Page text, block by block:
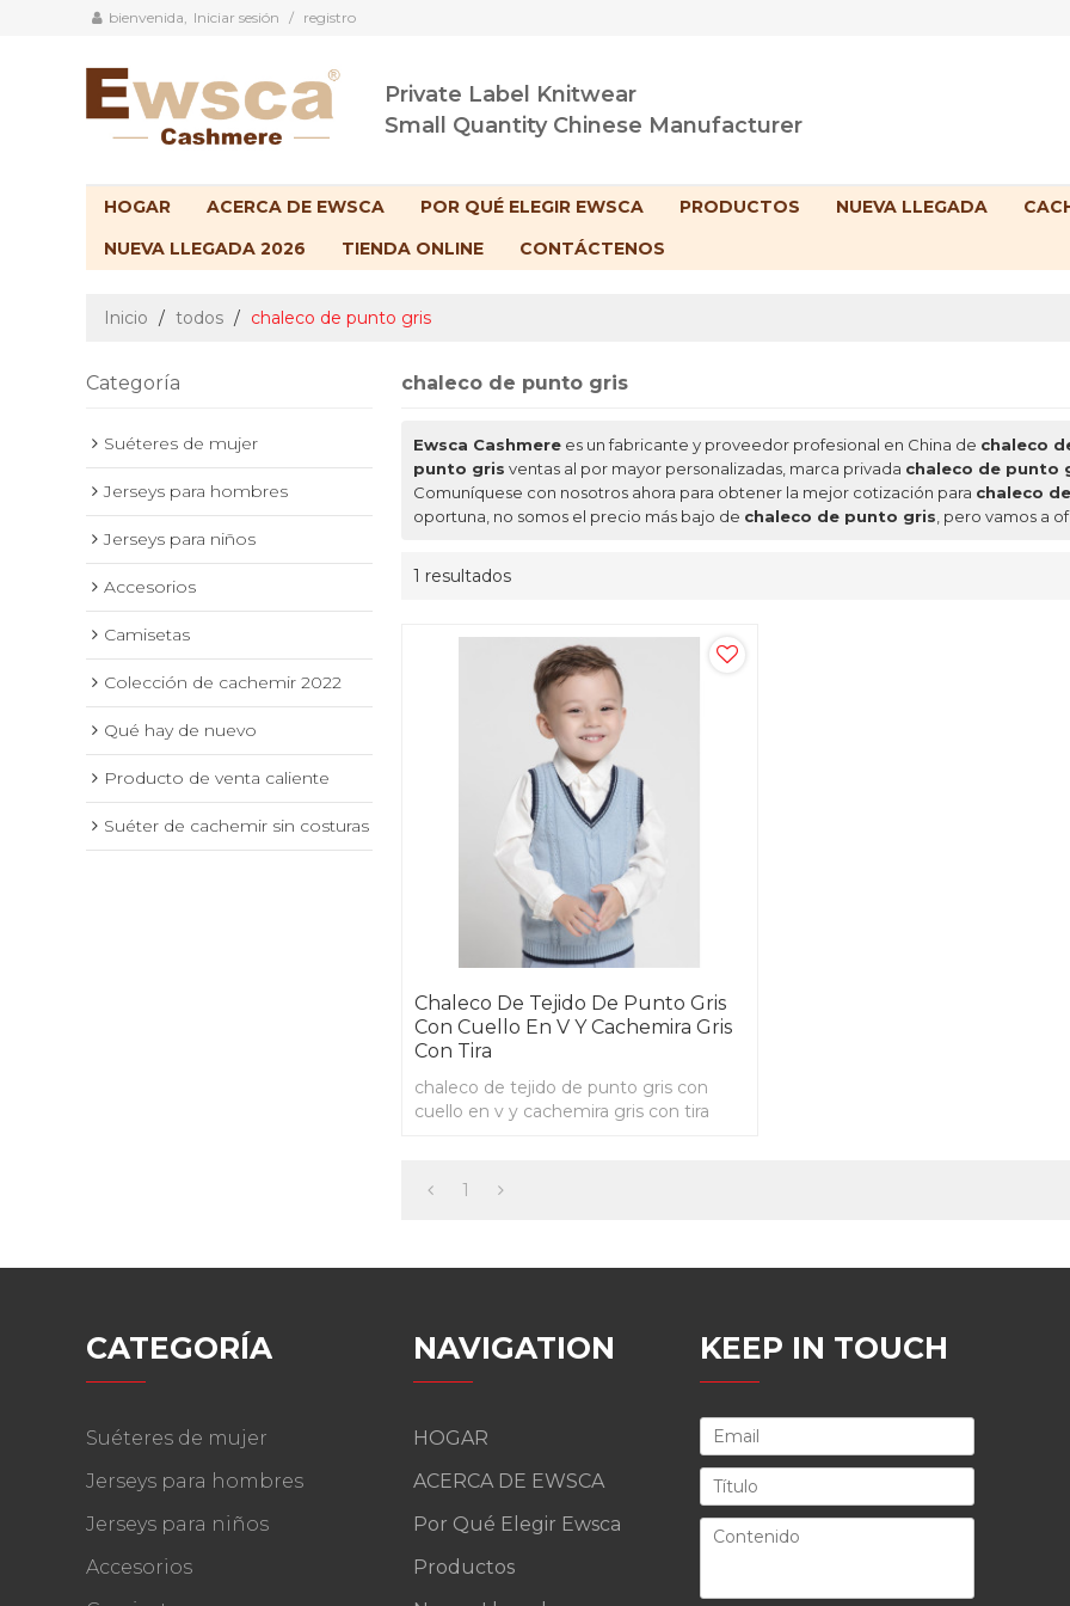
bienvenida, Iniciar sesión / registro
Private Label Knitwear
Small Quantity Chinese Manufacturer
HOGAR ACERCA DE EWSCA POR QUÉ ELEGIR EWSCA PRODUCTOS NUEVA LLEGADA
NUEVA LLEGADA 2026
TIENDA ONLINE CONTÁCTENOS
Inicio / todos / chaleco de punto gris
Categoría
Suéteres de mujer
Jerseys para hombres
Jerseys para niños
Accesorios
Camisetas
Colección de cachemir 2022
Qué hay de nuevo
Producto de venta caliente
Suéter de cachemir sin costuras
chaleco de punto gris
Ewsca Cashmere es un fabricante y proveedor profesional en China de chaleco
punto gris ventas al por mayor personalizadas, marca privada chaleco de punto
Comuníquese con nosotros ahora para obtener la mejor cotización para chaleco
oportuna, no somos el precio más bajo de chaleco de punto gris , pero vamos a
1 resultados
Chaleco De Tejido De Punto Gris
Con Cuello En V Y Cachemira Gris
Con Tira
chaleco de tejido de punto gris con
cuello en v y cachemira gris con tira
1
CATEGORÍA
Suéteres de mujer
Jerseys para hombres
Jerseys para niños
Accesorios
NAVIGATION
HOGAR
ACERCA DE EWSCA
Por Qué Elegir Ewsca
Productos
KEEP IN TOUCH